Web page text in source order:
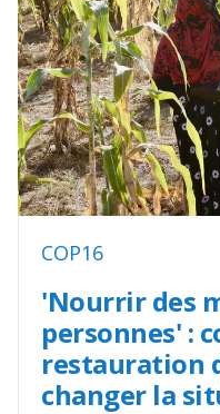
COP16
'Nourrir des
personnes' :
restauration
changer la